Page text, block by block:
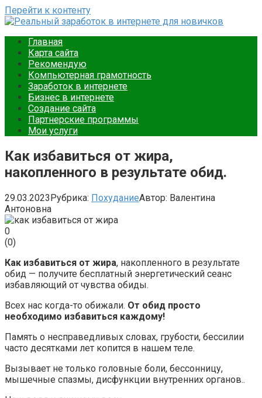
Перейти к контенту
Ваш путеводитель в мире онлайн-заработка. Подробные
инструкции, советы и примеры для новичков. Начните
зарабатывать уже сегодня.
Главная
Карта сайта
Рекомендую
Компьютерная грамотность
Заработок в интернете
Бизнес в интернете
Создание сайта
Партнерские программы
Мои услуги
Как избавиться от жира,
накопленного в результате обид.
29.03.2023Рубрика: ПохуданиеАвтор: Валентина
Антоновна
0
(0)
Как избавиться от жира, накопленного в результате
обид — получите бесплатный энергетический сеанс
избавляющий от чувства обиды.
Всех нас когда-то обижали. От обид просто
необходимо избавиться каждому!
Память о несправедливых словах, грубости, бессилии
часто десятками лет копится в нашем теле.
Вызывает не только головные боли, бессонницу,
мышечные спазмы, дисфункции внутренних органов..